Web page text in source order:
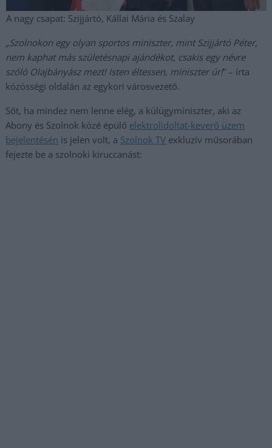
A nagy csapat: Szijjártó, Kállai Mária és Szalay
„Szolnokon egy olyan sportos miniszter, mint Szijjártó Péter,
nem kaphat más születésnapi ajándékot, csakis egy névre
szóló Olajbányász mezt! Isten éltessen, miniszter úr!” – írta
közösségi oldalán az egykori városvezető.
Sőt, ha mindez nem lenne elég, a külügyminiszter, aki az
Abony és Szolnok közé épülő elektrolidoltat-keverő üzem
bejelentésén is jelen volt, a Szolnok TV exkluzív műsorában
fejezte be a szolnoki kiruccanást: